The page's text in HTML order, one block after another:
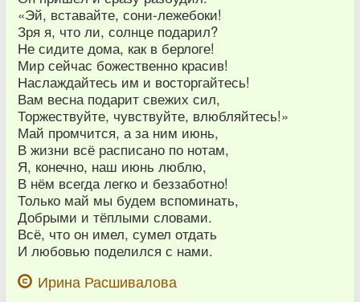
«Эй, вставайте, сони-лежебоки!
Зря я, что ли, солнце подарил?
Не сидите дома, как в берлоге!
Мир сейчас божественно красив!
Наслаждайтесь им и восторгайтесь!
Вам весна подарит свежих сил,
Торжествуйте, чувствуйте, влюбляйтесь!»
Май промчится, а за ним июнь,
В жизни всё расписано по нотам,
Я, конечно, наш июнь люблю,
В нём всегда легко и беззаботно!
Только май мы будем вспоминать,
Добрыми и тёплыми словами.
Всё, что он имел, сумел отдать
И любовью поделился с нами.
Ирина Расшивалова